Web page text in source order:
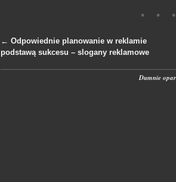
Nawigacja po wpisach
← Odpowiednie planowanie w reklamie
podstawą sukcesu – slogany reklamowe
Dumnie